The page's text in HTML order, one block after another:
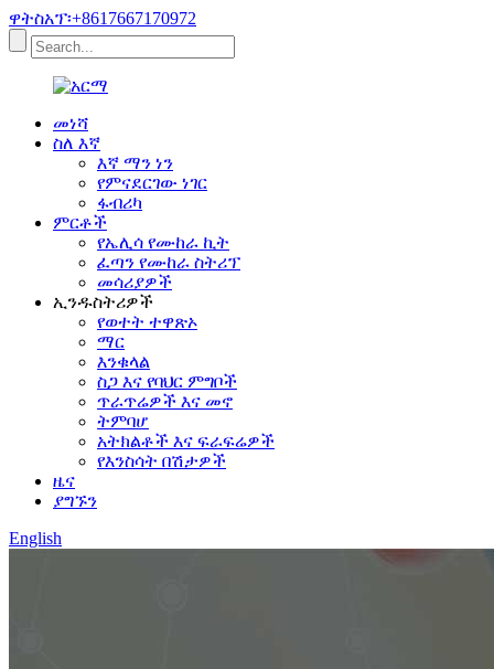
ዋትስአፕ፡+8617667170972
መነሻ
ስለ እኛ
እኛ ማን ነን
የምናደርገው ነገር
ፋብሪካ
ምርቶች
የኤሊሳ የሙከራ ኪት
ፈጣን የሙከራ ስትሪፕ
መሳሪያዎች
ኢንዱስትሪዎች
የወተት ተዋጽኦ
ማር
እንቁላል
ስጋ እና የባህር ምግቦች
ጥራጥሬዎች እና መኖ
ትምባሆ
አትክልቶች እና ፍራፍሬዎች
የእንስሳት በሽታዎች
ዜና
ያግኙን
English